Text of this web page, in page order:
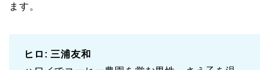
ます。
ヒロ: 三浦友和